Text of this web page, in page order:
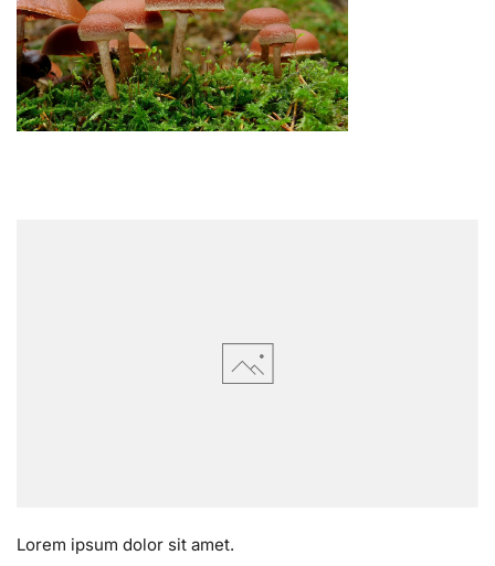
Lorem ipsum dolor sit amet.